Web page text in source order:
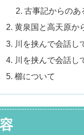
古事記からのあ
黄泉国と高天原か
川を挟んで会話
川を挟んで会話
櫛について